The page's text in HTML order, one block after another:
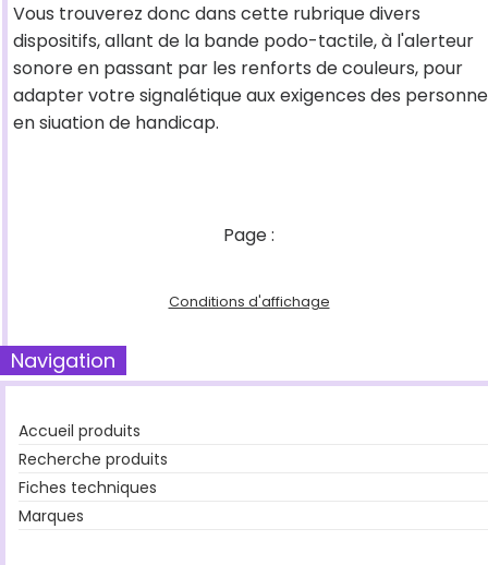
Vous trouverez donc dans cette rubrique divers
dispositifs, allant de la bande podo-tactile, à l'alerteur
sonore en passant par les renforts de couleurs, pour
adapter votre signalétique aux exigences des
en siuation de handicap.
Page :
Conditions d'affichage
Navigation
Accueil produits
Recherche produits
Fiches techniques
Marques